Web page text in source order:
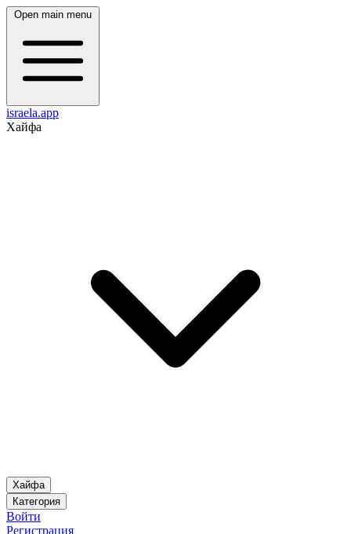
Open main menu
israela.app
Хайфа
Хайфа
Категория
Войти
Регистрация